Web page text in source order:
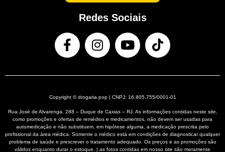
Redes Sociais
Copyright © drogaria pop | CNPJ: 16.805.755/0001-01
Rua José de Alvarenga, 288 – Duque de Caxias – RJ. As informações contidas neste site,
como promoções e ofertas de remédios e medicamentos, não devem ser usadas para
automedicação e não substituem, em hipótese alguma, a medicação prescrita pelo
profissional da área médica. Somente o médico está em condições de diagnosticar qualquer
problema de saúde e prescrever o tratamento adequado. Os preços e as promoções são
válidos enquanto durar o estoque. | as fotos contidas em nosso site são meramente